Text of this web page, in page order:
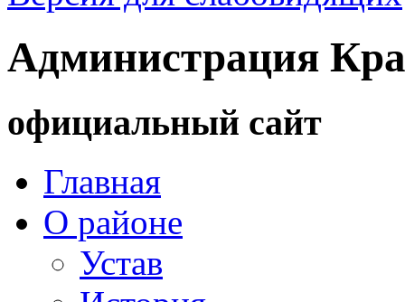
Администрация
официальный сайт
Главная
О районе
Устав